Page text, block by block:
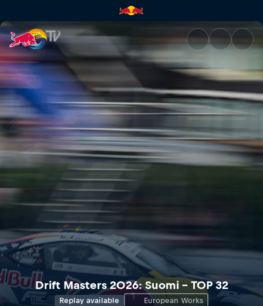
Drift Masters 2026: Suomi –
Drift Masters 2026: Suomi – TOP 32
Replay available European Works